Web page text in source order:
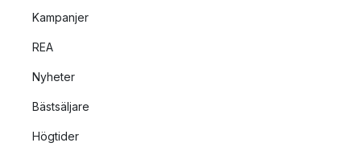
Kampanjer
REA
Nyheter
Bästsäljare
Högtider